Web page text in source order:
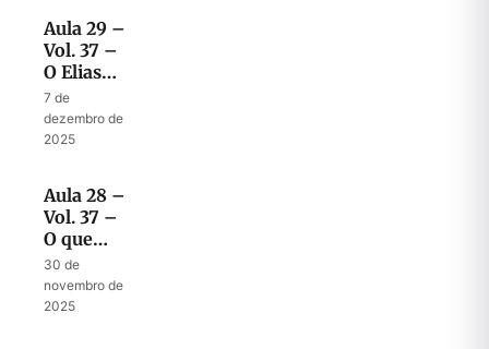
Aula 29 –
Vol. 37 –
O Elias
dos
últimos
dias
7 de
dezembro de
2025
Aula 28 –
Vol. 37 –
O que
Elias vai
fazer
quando
30 de
novembro de
2025